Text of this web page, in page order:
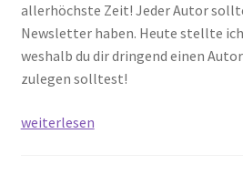
allerhöchste Zeit! Jeder Autor
Newsletter haben. Heute stellte
weshalb du dir dringend einen
zulegen solltest!
5
weiterlesen